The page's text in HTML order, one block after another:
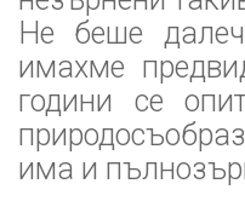
Не беше
имахме
години се
има и